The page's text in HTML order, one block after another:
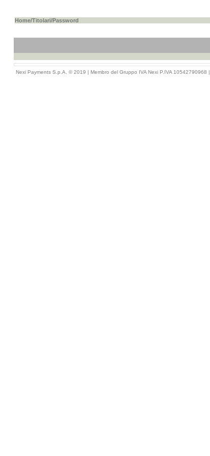
Home/Titolari/Password
Nexi Payments S.p.A. © 2019 | Membro del Gruppo IVA Nexi P.IVA 10542790968 |